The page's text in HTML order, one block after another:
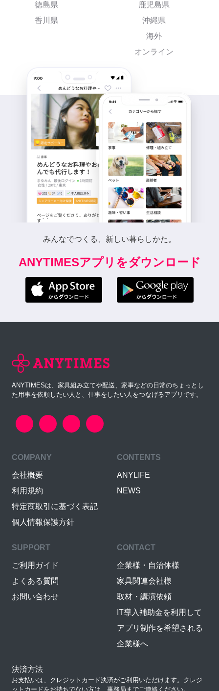
徳島県
香川県
鹿児島県
沖縄県
海外
オンライン
みんなでつくる、新しい暮らしかた。
ANYTIMESアプリをダウンロード
ANYTIMESは、家具組み立てや配送、家事などの日常のちょっとし
た用事を依頼したい人と、仕事をしたい人をつなげるアプリです。
COMPANY
会社概要
利用規約
特定商取引に基づく表記
個人情報保護方針
CONTENTS
ANYLIFE
NEWS
SUPPORT
ご利用ガイド
よくある質問
お問い合わせ
CONTACT
企業様・自治体様
家具関連会社様
取材・講演依頼
IT導入補助金を利用して
アプリ制作を希望される
企業様へ
決済方法
お支払いは、クレジットカード決済がご利用いただけます。クレジ
ットカードをお持ちでない方は、事務局までご連絡ください。